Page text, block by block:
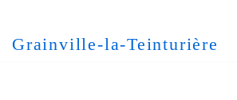
Grainville-la-Teinturière